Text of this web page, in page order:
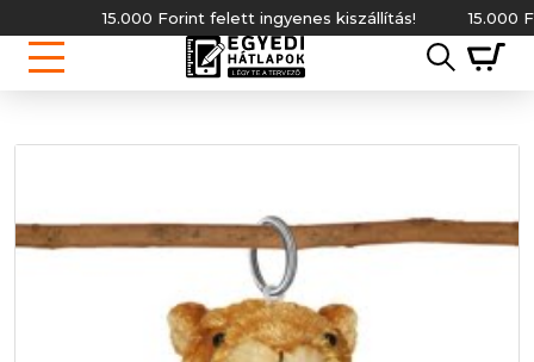
15.000 Forint felett ingyenes kiszállítás! 15.000